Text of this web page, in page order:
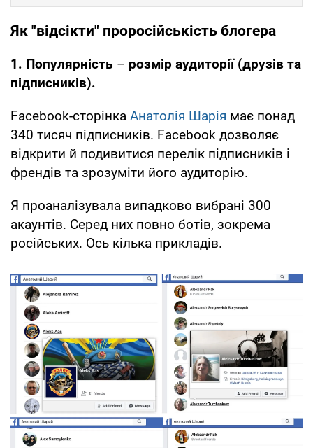
Як "відсікти" проросійськість блогера
1. Популярність – розмір аудиторії (друзів та
підписників).
Facebook-сторінка Анатолія Шарія має понад
340 тисяч підписників. Facebook дозволяє
відкрити й подивитися перелік підписників і
френдів та зрозуміти його аудиторію.
Я проаналізувала випадково вибрані 300
акаунтів. Серед них повно ботів, зокрема
російських. Ось кілька прикладів.